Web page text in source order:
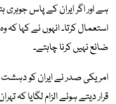
ہے اور اگر ایران کے پاس جوہری
استعمال کرتا۔ انہوں نے کہا کہ
ضائع نہیں کرنا چاہتے۔
امریکی صدر نے ایران کو
قرار دیتے ہوئے الزام لگایا کہ